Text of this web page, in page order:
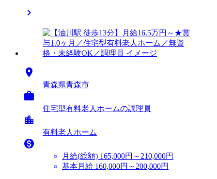


青森県青森市

住宅型有料老人ホームの調理員
location_city
有料老人ホーム

月給(総額) 165,000円～210,000円
基本月給 160,000円～200,000円